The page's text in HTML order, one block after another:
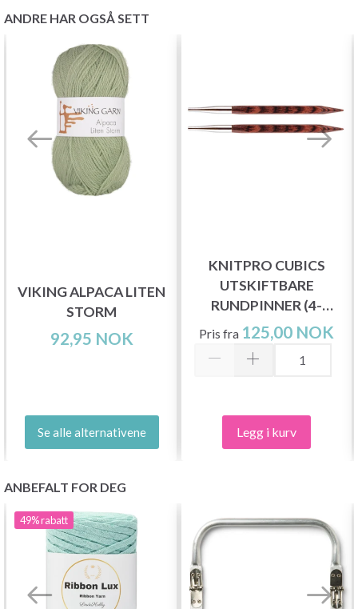
ANDRE HAR OGSÅ SETT
VIKING ALPACA LITEN
STORM
92,95 NOK
Se alle alternativene
KNITPRO CUBICS
UTSKIFTBARE
RUNDPINNER (4-
8.00MM)
Pris fra 125,00 NOK
Legg i kurv
ANBEFALT FOR DEG
49%rabatt